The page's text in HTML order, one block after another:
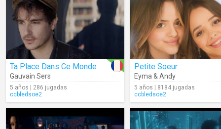
Ta Place Dans Ce Monde
Gauvain Sers
5 años | 286 jugadas
ccbledsoe2
Petite Soeur
Eyma & Andy
5 años | 8184 jugadas
ccbledsoe2